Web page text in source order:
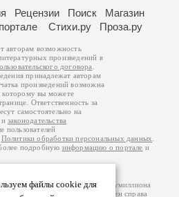
файлы cookie для
Рецензии Поиск
Магазин
Стихи.ру Проза.ру
авторам возможность
произведений в
договора
принадлежат авторам
произведений возможна
которому вы можете
Ответственность за
самостоятельно на
изаконодательства
пользователей
Политики обработки персональных данных
подробную информацию о портале и
Проза.ру – порядка 100 тысяч
просматривают более полумиллиона
который расположен справа